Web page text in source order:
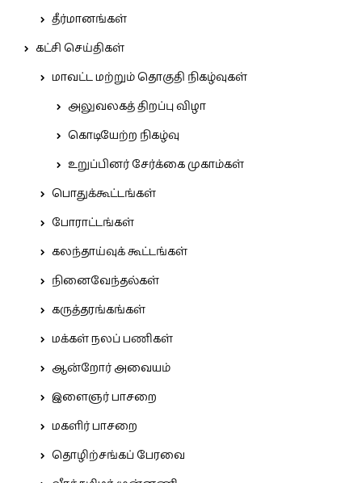
தீர்மானங்கள்
கட்சி செய்திகள்
மாவட்ட மற்றும் தொகுதி நிகழ்வுகள்
அலுவலகத் திறப்பு விழா
கொடியேற்ற நிகழ்வு
உறுப்பினர் சேர்க்கை முகாம்கள்
பொதுக்கூட்டங்கள்
போராட்டங்கள்
கலந்தாய்வுக் கூட்டங்கள்
நினைவேந்தல்கள்
கருத்தரங்கங்கள்
மக்கள் நலப் பணிகள்
ஆன்றோர் அவையம்
இளைஞர் பாசறை
மகளிர் பாசறை
தொழிற்சங்கப் பேரவை